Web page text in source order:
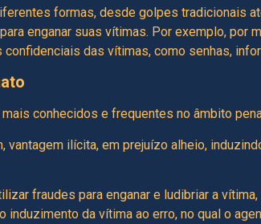
formas, desde golpes tradicionais
enganar suas vítimas. Por exemplo,
das vítimas, como senhas,
conhecidos e frequentes no âmbito
vantagem ilícita, em prejuízo alheio,
fraudes para enganar e ludibriar a
induzimento da vítima ao erro, no qual o